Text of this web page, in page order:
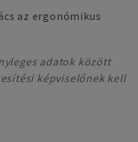
az ergonómikus
adatok között
képviselőnek kell